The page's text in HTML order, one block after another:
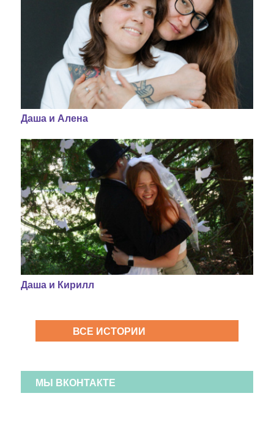
Даша и Алена
Даша и Кирилл
ВСЕ ИСТОРИИ
МЫ ВКОНТАКТЕ